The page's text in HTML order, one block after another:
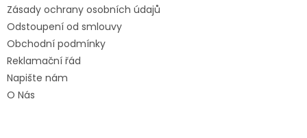
Zásady ochrany osobních údajů
Odstoupení od smlouvy
Obchodní podmínky
Reklamační řád
Napište nám
O Nás